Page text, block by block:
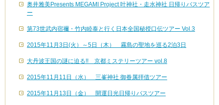
奥井雅美Presents MEGAMI Project 叶神社・走水神社 日帰りバスツア
ー
第73世武内宿禰・竹内睦泰と行く日本全国秘授口伝ツアー Vol.3
2015年11月3日(火）～5日（木） 霧島の聖地を巡る2泊3日
大丹波王国の謎に迫る!! 京都ミステリーツアー vol.8
2015年11月11日（水） 三峯神社 御眷属拝借ツアー
2015年11月13日（金） 開運日光日帰りバスツアー